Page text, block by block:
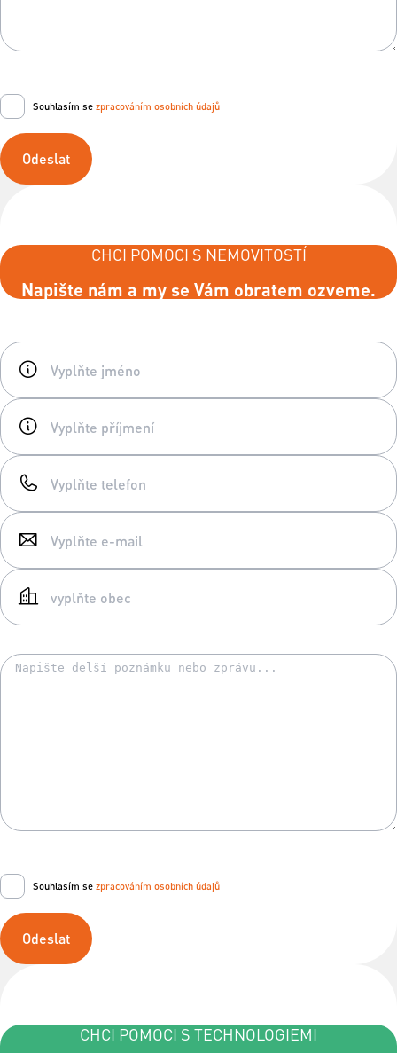
Souhlasím se zpracováním osobních údajů
Odeslat
CHCI POMOCI S NEMOVITOSTÍ
Napište nám a my se Vám obratem ozveme.
Souhlasím se zpracováním osobních údajů
Odeslat
CHCI POMOCI S TECHNOLOGIEMI